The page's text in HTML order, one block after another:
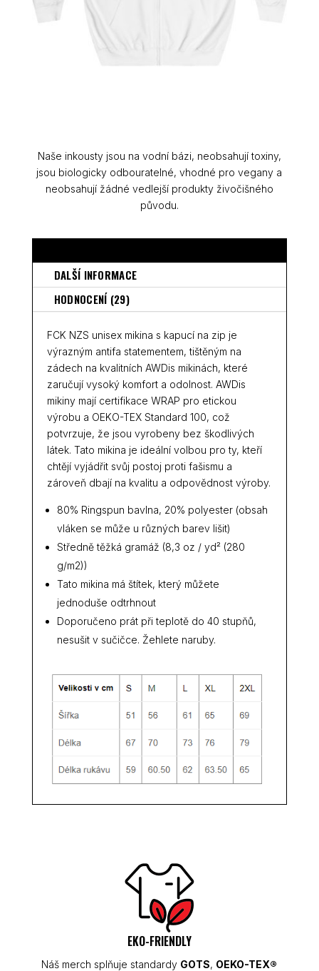
Naše inkousty jsou na vodní bázi, neobsahují toxiny,
jsou biologicky odbouratelné, vhodné pro vegany a
neobsahují žádné vedlejší produkty živočišného
původu.
DALŠÍ INFORMACE
HODNOCENÍ (29)
FCK NZS unisex mikina s kapucí na zip je
výrazným antifa statementem, tištěným na
zádech na kvalitních AWDis mikinách, které
zaručují vysoký komfort a odolnost. AWDis
mikiny mají certifikace WRAP pro etickou
výrobu a OEKO-TEX Standard 100, což
potvrzuje, že jsou vyrobeny bez škodlivých
látek. Tato mikina je ideální volbou pro ty, kteří
chtějí vyjádřit svůj postoj proti fašismu a
zároveň dbají na kvalitu a odpovědnost výroby.
80% Ringspun bavlna, 20% polyester (obsah
vláken se může u různých barev lišit)
Středně těžká gramáž (8,3 oz / yd² (280
g/m2))
Tato mikina má štítek, který můžete
jednoduše odtrhnout
Doporučeno prát při teplotě do 40 stupňů,
nesušit v sučičce. Žehlete naruby.
EKO-FRIENDLY
Náš merch splňuje standardy GOTS, OEKO-TEX®